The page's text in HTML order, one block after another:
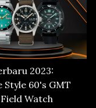
2023:
Style 60's GMT
Watch